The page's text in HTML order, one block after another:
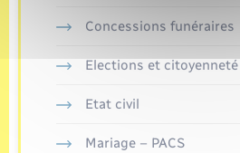
Concessions funéraires
Elections et citoyenneté
Etat civil
Mariage – PACS